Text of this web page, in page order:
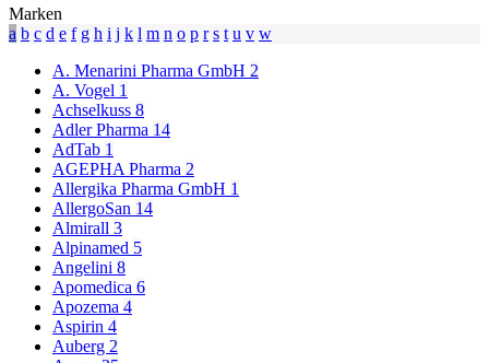
Marken
a b c d e f g h i j k l m n o p r s t u v w
A. Menarini Pharma GmbH 2
A. Vogel 1
Achselkuss 8
Adler Pharma 14
AdTab 1
AGEPHA Pharma 2
Allergika Pharma GmbH 1
AllergoSan 14
Almirall 3
Alpinamed 5
Angelini 8
Apomedica 6
Apozema 4
Aspirin 4
Auberg 2